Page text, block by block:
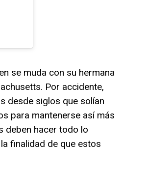
se muda con su hermana
Por accidente,
desde siglos que solían
para mantenerse así más
deben hacer todo lo
finalidad de que estos